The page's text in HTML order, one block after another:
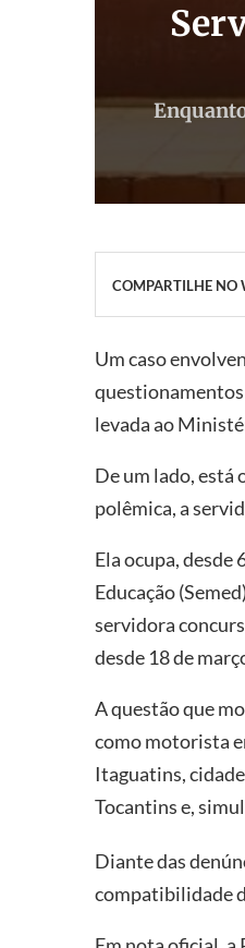
COMPARTILHE NO
Um caso
questionamentos
levada ao
De um lado, está
polêmica, a
Ela ocupa,
Educação
servidora
desde 18 de
A questão que
como motorista
Itaguatins,
Tocantins e,
Diante das
compatibilidade